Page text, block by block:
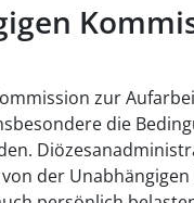
zur
die
der